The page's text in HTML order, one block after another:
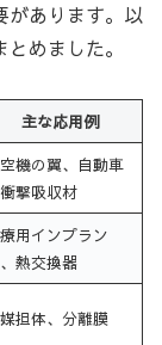
があります。以
めました。
主な応用例
機の翼、自動車
撃吸収材
用インプラン
熱交換器
担体、分離膜